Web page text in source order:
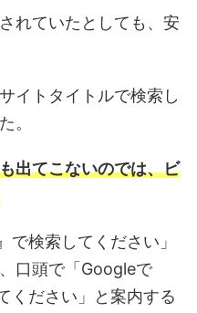
れていたとしても、安
イトタイトルで検索し
。
出てこないのでは、ビ
検索してください」
口頭で「Googleで
ださい」と案内する